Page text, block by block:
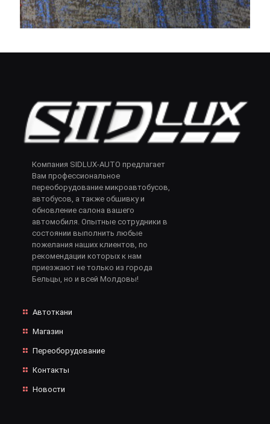
Компания SIDLUX-AUTO предлагает
Вам профессиональное
переоборудование микроавтобусов,
автобусов, а также обшивку и
обновление салона вашего
автомобиля. Опытные сотрудники в
состоянии выполнить любые
пожелания наших клиентов, по
рекомендации которых к нам
приезжают не только из города
Бельцы, но и всей Молдовы!
Автоткани
Магазин
Переоборудование
Контакты
Новости